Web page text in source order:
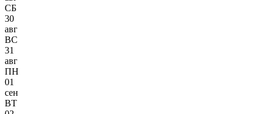
СБ
30
авг
ВС
31
авг
ПН
01
сен
ВТ